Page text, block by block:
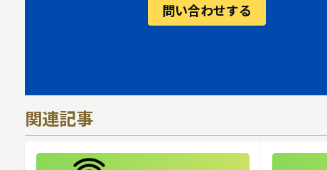
問い合わせする
関連記事